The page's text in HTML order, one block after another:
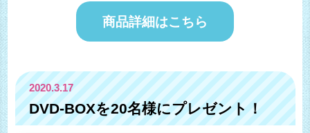
商品詳細はこちら
2020.3.17
DVD-BOXを20名様にプレゼント！